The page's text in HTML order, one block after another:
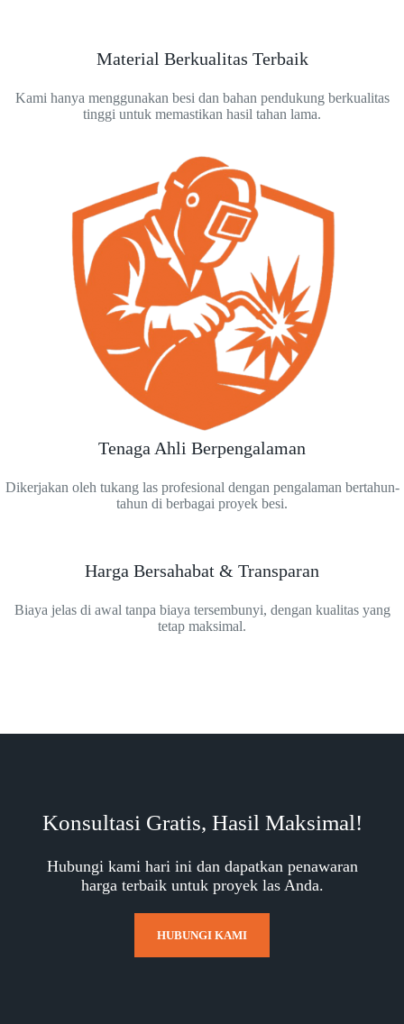
Material Berkualitas Terbaik
Kami hanya menggunakan besi dan bahan pendukung berkualitas
tinggi untuk memastikan hasil tahan lama.
Tenaga Ahli Berpengalaman
Dikerjakan oleh tukang las profesional dengan pengalaman bertahun-
tahun di berbagai proyek besi.
Harga Bersahabat & Transparan
Biaya jelas di awal tanpa biaya tersembunyi, dengan kualitas yang
tetap maksimal.
Konsultasi Gratis, Hasil Maksimal!
Hubungi kami hari ini dan dapatkan penawaran
harga terbaik untuk proyek las Anda.
HUBUNGI KAMI